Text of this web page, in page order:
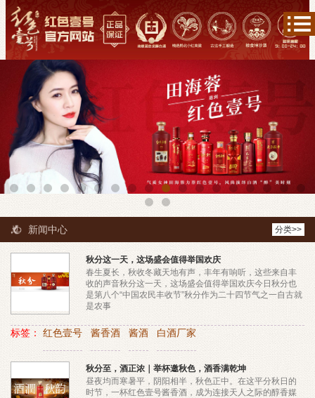
新闻中心 分类>>
秋分这一天，这场盛会值得举国欢庆
春生夏长，秋收冬藏天地有声，丰年有响听，这些来自丰
收的声音秋分这一天，这场盛会值得举国欢庆今日秋分也
是第八个“中国农民丰收节”秋分作为二十四节气之一自古就
是农事
标签： 红色壹号 酱香酒 酱酒 白酒厂家
秋分至，酒正浓｜举杯邀秋色，酒香满乾坤
昼夜均而寒暑平，阴阳相半，秋色正中。在这平分秋日的
时节，一杯红色壹号酱香酒，成为连接天人之际的醇香媒